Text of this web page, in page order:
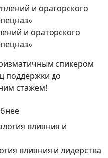
и ораторского
спикером
поддержки до
стажем!
влияния и лидерства